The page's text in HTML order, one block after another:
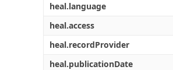
heal.language
heal.access
heal.recordProvider
heal.publicationDate